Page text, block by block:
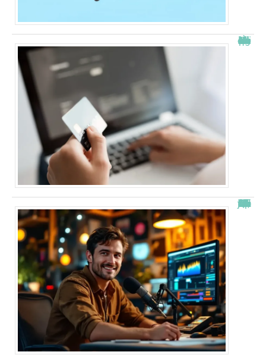
À quelle heure les virements bancaires passent Crédit Agricole ?
“Alexis Morel, journaliste : Qui est le fils de Apolline de Malherbe ?”